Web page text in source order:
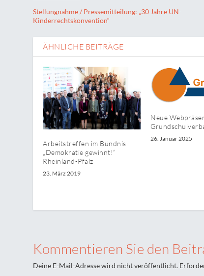
Stellungnahme / Pressemitteilung: „30 Jahre UN-
Kinderrechtskonvention“
ÄHNLICHE BEITRÄGE
Arbeitstreffen im Bündnis
„Demokratie gewinnt!“
Rheinland-Pfalz
23. März 2019
Neue
26. Januar 2025
Kommentieren Sie den
Deine E-Mail-Adresse wird nicht veröffentlicht.